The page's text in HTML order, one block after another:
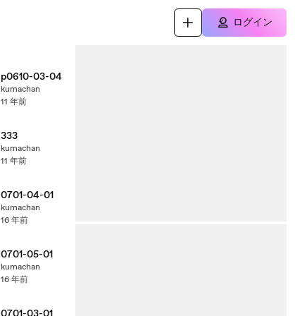
ログイン
p0610-03-04
kumachan
11 年前
333
kumachan
11 年前
0701-04-01
kumachan
16 年前
0701-05-01
kumachan
16 年前